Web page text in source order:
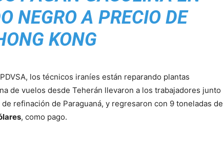
NEGRO A PRECIO DE
KONG
los técnicos iraníes están reparando plantas
de vuelos desde Teherán llevaron a los trabajadores junto
refinación de Paraguaná, y regresaron con 9 toneladas de
, como pago.